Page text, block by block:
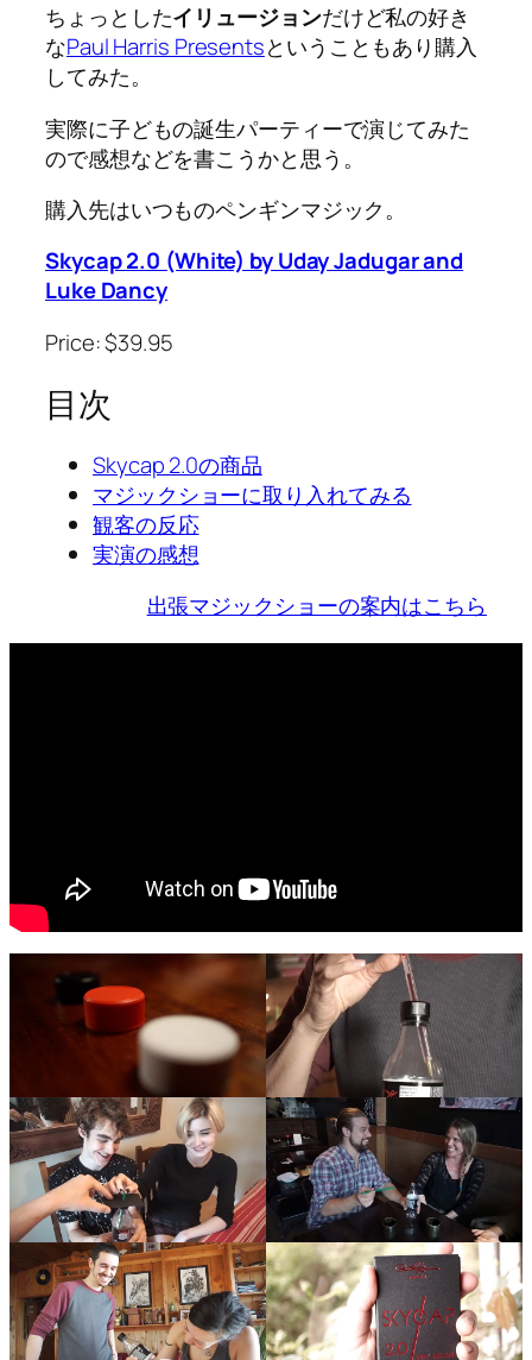
ちょっとしたイリュージョンだけど私の好き
なPaul Harris Presentsということもあり購入
してみた。
実際に子どもの誕生パーティーで演じてみた
ので感想などを書こうかと思う。
購入先はいつものペンギンマジック。
Skycap 2.0 (White) by Uday Jadugar and
Luke Dancy
Price: $39.95
目次
Skycap 2.0の商品
マジックショーに取り入れてみる
観客の反応
実演の感想
出張マジックショーの案内はこちら